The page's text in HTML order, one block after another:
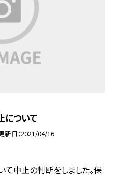
について
新日 2021/04/16
て中止の判断をしました。保